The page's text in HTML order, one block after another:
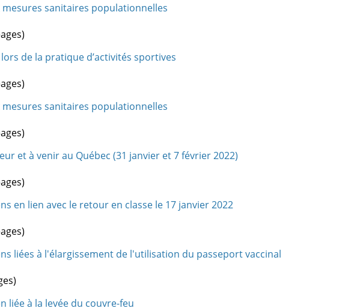
mesures sanitaires populationnelles
de la pratique d’activités sportives
mesures sanitaires populationnelles
et à venir au Québec (31 janvier et 7 février 2022)
en lien avec le retour en classe le 17 janvier 2022
liées à l'élargissement de l'utilisation du passeport vaccinal
liée à la levée du couvre-feu